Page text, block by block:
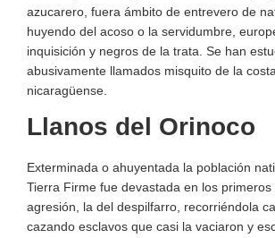
azucarero, fuera ámbito de entrevero de
huyendo del acoso o la servidumbre,
inquisición y negros de la trata. Se han
abusivamente llamados misquito de la
nicaragüense.
Llanos del Orinoco
Exterminada o ahuyentada la población
Tierra Firme fue devastada en los primeros
agresión, la del despilfarro, recorriéndola
cazando esclavos que casi la vaciaron y